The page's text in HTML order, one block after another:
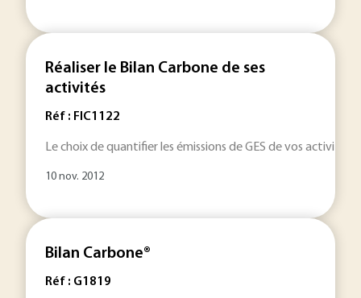
Réaliser le Bilan Carbone de ses
activités
Réf : FIC1122
Le choix de quantifier les émissions de GES de vos activités
10 nov. 2012
Bilan Carbone®
Réf : G1819